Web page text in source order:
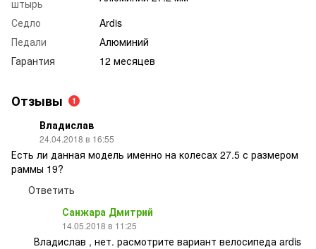
штырь
Седло
Ardis
Педали
Алюминий
Гарантия
12 месяцев
Отзывы 1
Владислав
24.04.2018 в 16:55
Есть ли данная модель именно на колесах 27.5 с размером
раммы 19?
Ответить
Санжара Дмитрий
14.05.2018 в 11:25
Владислав , нет. расмотрите вариант велосипеда ardis